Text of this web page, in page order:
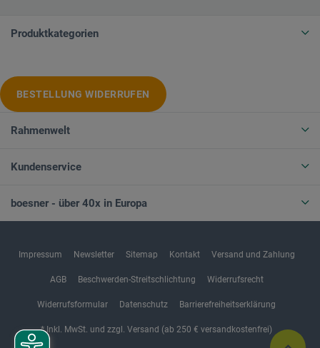
Produktkategorien
BESTELLUNG WIDERRUFEN
Rahmenwelt
Kundenservice
boesner - über 40x in Europa
Impressum Newsletter Sitemap Kontakt Versand und Zahlung
AGB Beschwerden-Streitschlichtung Widerrufsrecht
Widerrufsformular Datenschutz Barrierefreiheitserklärung
* Inkl. MwSt. und zzgl. Versand (ab 250 € versandkostenfrei)